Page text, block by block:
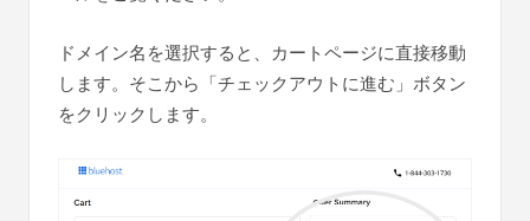
ドメイン名を選択すると、カートページに直接移動
します。そこから「チェックアウトに進む」ボタン
をクリックします。